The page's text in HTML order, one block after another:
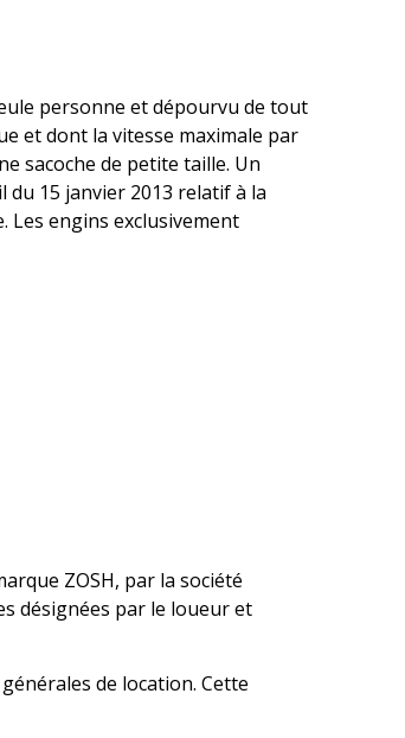
personne et dépourvu de tout
et dont la vitesse maximale par
sacoche de petite taille. Un
du 15 janvier 2013 relatif à la
Les engins exclusivement
ZOSH, par la société
désignées par le loueur et
de location. Cette